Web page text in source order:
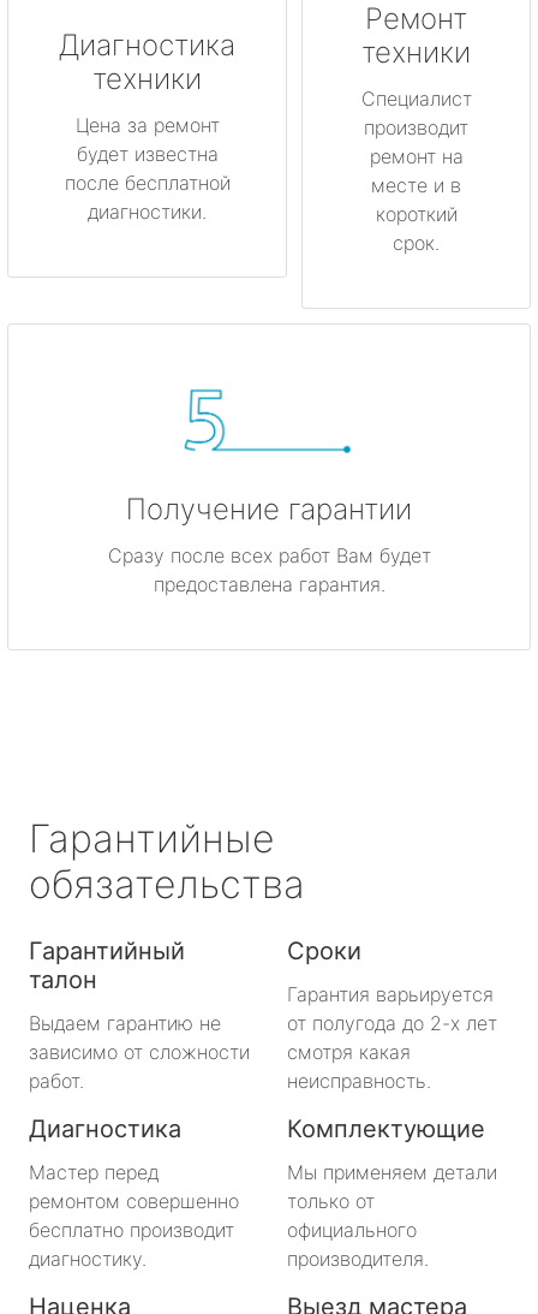
Диагностика
техники
Цена за ремонт
будет известна
после бесплатной
диагностики.
Ремонт
техники
Специалист
производит
ремонт на
месте и в
короткий
срок.
Получение гарантии
Сразу после всех работ Вам будет
предоставлена гарантия.
Гарантийные
обязательства
Гарантийный
талон
Выдаем гарантию не
зависимо от сложности
работ.
Сроки
Гарантия варьируется
от полугода до 2-х лет
смотря какая
неисправность.
Диагностика
Мастер перед
ремонтом совершенно
бесплатно производит
диагностику.
Комплектующие
Мы применяем детали
только от
официального
производителя.
Наценка Выезд мастера